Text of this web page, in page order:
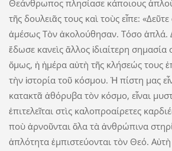
Θεάνθρωπος πλησίασε κάποιους
τῆς δουλειᾶς τους καὶ τοὺς εἶπε:
ἀμέσως Τὸν ἀκολούθησαν. Τόσο ἁπλά.
ἔδωσε κανεὶς ἄλλος ἰδιαίτερη σημασία
ὅμως, ἡ ἡμέρα αὐτὴ τῆς κλήσεώς τους
τὴν ἱστορία τοῦ κόσμου. Ἡ πίστη μας
κατακτᾶ ἀθόρυβα τὸν κόσμο, εἶναι
ἐπιτελεῖται στὶς καλοπροαίρετες
ποὺ ἀρνοῦνται ὅλα τὰ ἀνθρώπινα
ἁπλότητα ἐμπιστεύον­ται τὸν Θεό.